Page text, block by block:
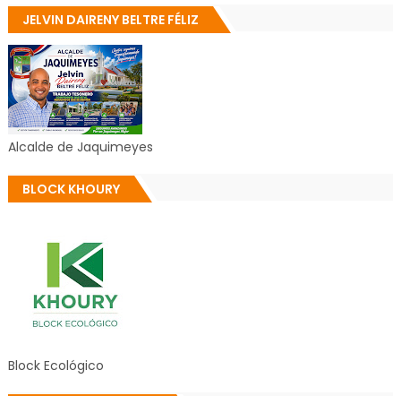
JELVIN DAIRENY BELTRE FÉLIZ
Alcalde de Jaquimeyes
BLOCK KHOURY
Block Ecológico